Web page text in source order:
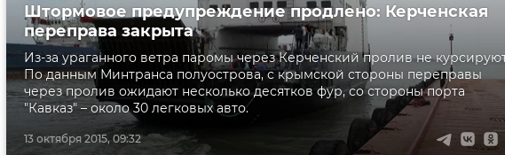
13 октября 2015, 09:32
Штормовое предупреждение продлено: Керченская
переправа закрыта
Из-за ураганного ветра паромы через Керченский пролив не
По данным Минтранса полуострова, с крымской стороны переправы
через пролив ожидают несколько десятков фур, со стороны порта
"Кавказ" – около 30 легковых авто.